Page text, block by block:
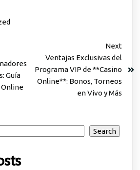
Guía
Online
Next
Ventajas Exclusivas del
Programa VIP de **Casino
Online**: Bonos, Torneos
en Vivo y Más
Search